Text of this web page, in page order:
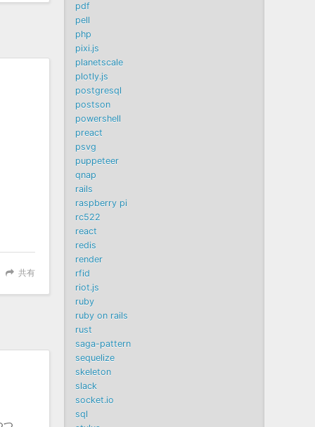
共有
、
pdf
pell
php
pixi.js
planetscale
plotly.js
postgresql
postson
powershell
preact
psvg
puppeteer
qnap
rails
raspberry pi
rc522
react
redis
render
rfid
riot.js
ruby
ruby on rails
rust
saga-pattern
sequelize
skeleton
slack
socket.io
sql